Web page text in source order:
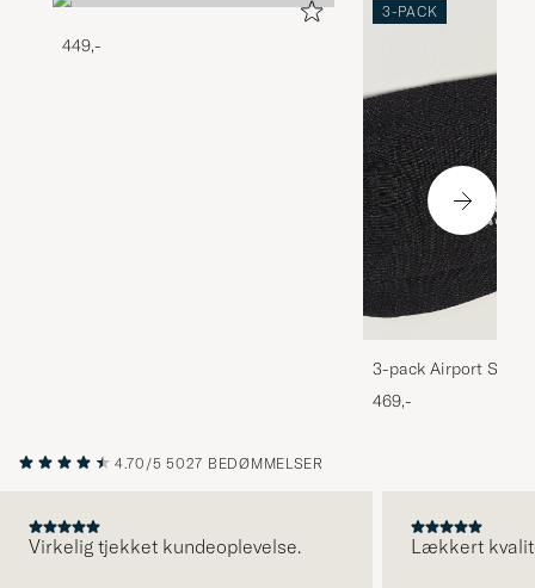
449,-
3-PACK
3-pack Airport
Melange
469,-
4.70/5 5027 BEDØMMELSER
Virkelig tjekket kundeoplevelse. Lækkert